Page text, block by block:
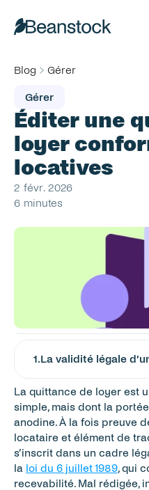
Blog Gérer
Gérer
Éditer une
loyer
locatives
2 févr. 2026
6 minutes
1.La validité légale
La quittance de loyer est
simple, mais dont la
anodine. À la fois preuve
locataire et élément de
s’inscrit dans un cadre
la loi du 6 juillet 1989, qui
recevabilité. Mal rédigée,